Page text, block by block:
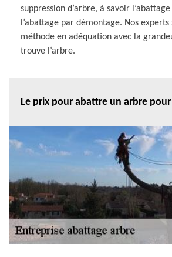
suppression d’arbre, à savoir
l’abattage par démontage. Nos
méthode en adéquation avec la
trouve l’arbre.
Le prix pour abattre un arbre